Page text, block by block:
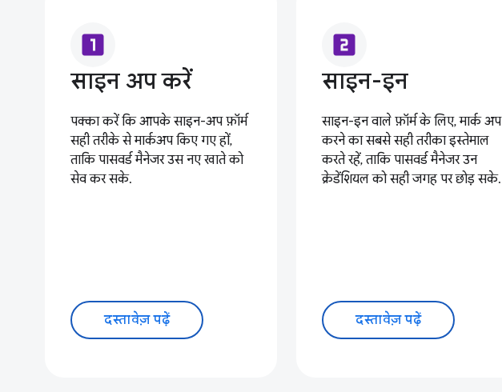
looks_one
साइन अप करें
पक्का करें कि आपके साइन-अप फ़ॉर्म
सही तरीके से मार्कअप किए गए हों,
ताकि पासवर्ड मैनेजर उस नए खाते को
सेव कर सके.
दस्तावेज़ पढ़ें
looks_two
साइन-इन
साइन-इन वाले फ़ॉर्म के लिए, मार्क अप
करने का सबसे सही तरीका इस्तेमाल
करते रहें, ताकि पासवर्ड मैनेजर उन
क्रेडेंशियल को सही जगह पर छोड़ सके.
दस्तावेज़ पढ़ें